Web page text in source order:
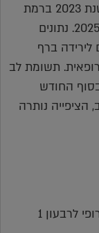
המחקר ב-ECB, צופות אינפלציה עד סוף שנת 2023 ברמת
5.3% בממוצע, 2.9% ב-2024 ו 2.1% בשנת 2025. נתונים
ברף
תשומת לב
החודש
ב 4 למאי הקרוב, הציפייה נותרה